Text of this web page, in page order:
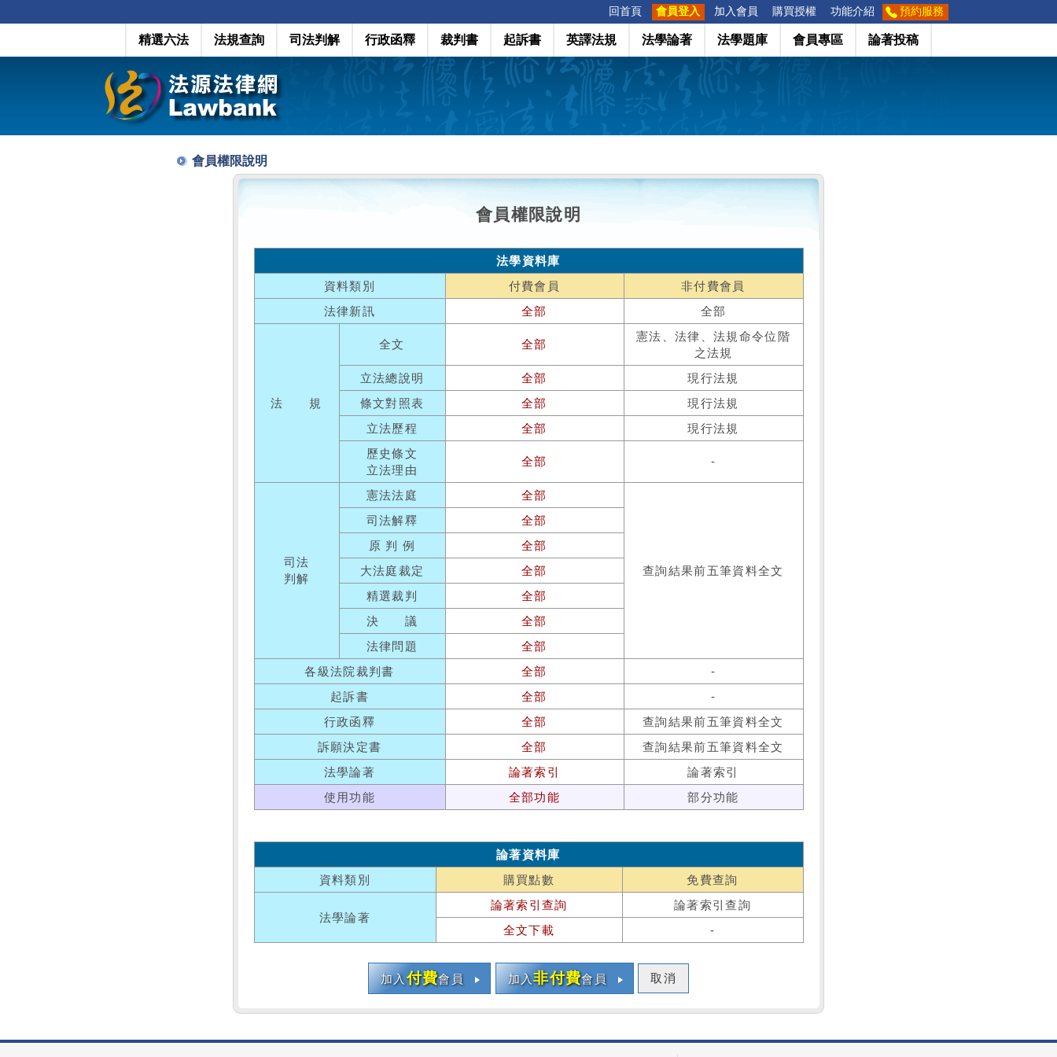
回首頁 會員登入 加入會員 購買授權 功能介紹 預約服務
精選六法 法規查詢 司法判解 行政函釋 裁判書 起訴書 英譯法規 法學論著 法學題庫 會員專區 論著投稿
會員權限說明
會員權限說明
法學資料庫
資料類別
付費會員
非付費會員
法律新訊
全部 全部
法 規
全文 全部
憲法、法律、法規命令位階
之法規
立法總說明
全部
現行法規
條文對照表
全部
現行法規
立法歷程
全部
現行法規
歷史條文
立法理由
全部 -
司法
判解
憲法法庭 全部
查詢結果前五筆資料全文
司法解釋
全部
原 判 例
全部
大法庭裁定
全部
精選裁判
全部
決 議
全部
法律問題
全部
各級法院裁判書
全部
-
起訴書
全部
-
行政函釋
全部
查詢結果前五筆資料全文
訴願決定書
全部
查詢結果前五筆資料全文
法學論著
論著索引
論著索引
使用功能
全部功能 部分功能
論著資料庫
資料類別
購買點數 免費查詢
法學論著
論著索引查詢
論著索引查詢
全文下載
-
加入付費會員 加入非付費會員 取消